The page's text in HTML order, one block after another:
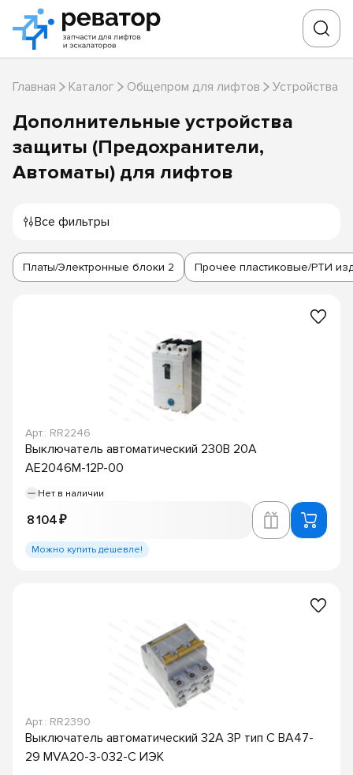
Главная Каталог Общепром для лифтов Устройства
Дополнительные устройства
защиты (Предохранители,
Автоматы) для лифтов
Все фильтры
Платы/Электронные блоки 2 Прочее пластиковые/РТИ
Арт.: RR2246
Выключатель автоматический 230В 20А
АЕ2046М-12Р-00
Нет в наличии
8 104 ₽
Можно купить дешевле!
Арт.: RR2390
Выключатель автоматический 32А 3P тип C ВА47-
29 MVA20-3-032-C ИЭК